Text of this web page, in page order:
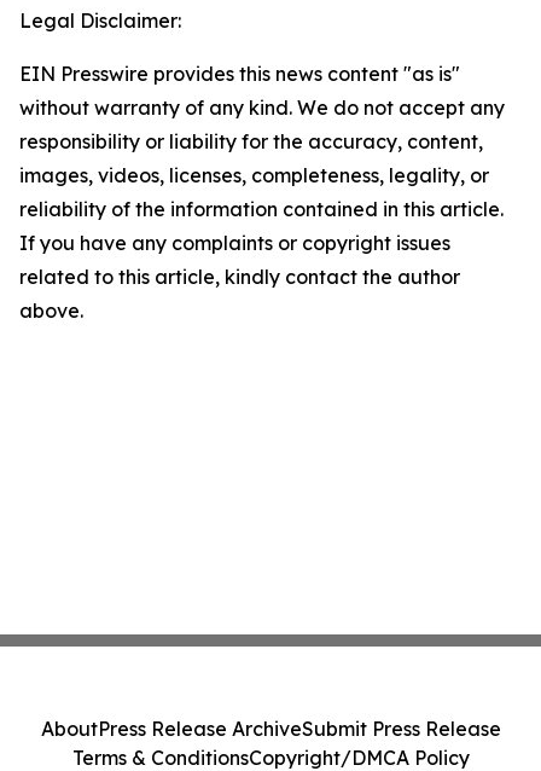
Legal Disclaimer:
EIN Presswire provides this news content "as is"
without warranty of any kind. We do not accept any
responsibility or liability for the accuracy, content,
images, videos, licenses, completeness, legality, or
reliability of the information contained in this article.
If you have any complaints or copyright issues
related to this article, kindly contact the author
above.
AboutPress Release ArchiveSubmit Press Release
Terms & ConditionsCopyright/DMCA Policy